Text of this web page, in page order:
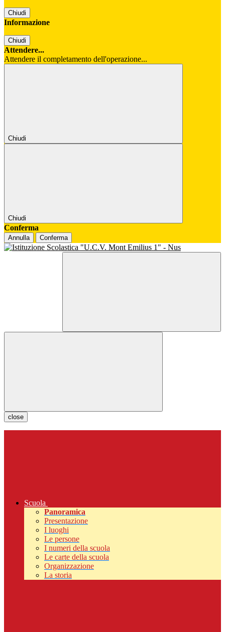
Chiudi
Informazione
Chiudi
Attendere...
Attendere il completamento dell'operazione...
Chiudi
Chiudi
Conferma
Annulla Conferma
close
Scuola
Panoramica
Presentazione
I luoghi
Le persone
I numeri della scuola
Le carte della scuola
Organizzazione
La storia